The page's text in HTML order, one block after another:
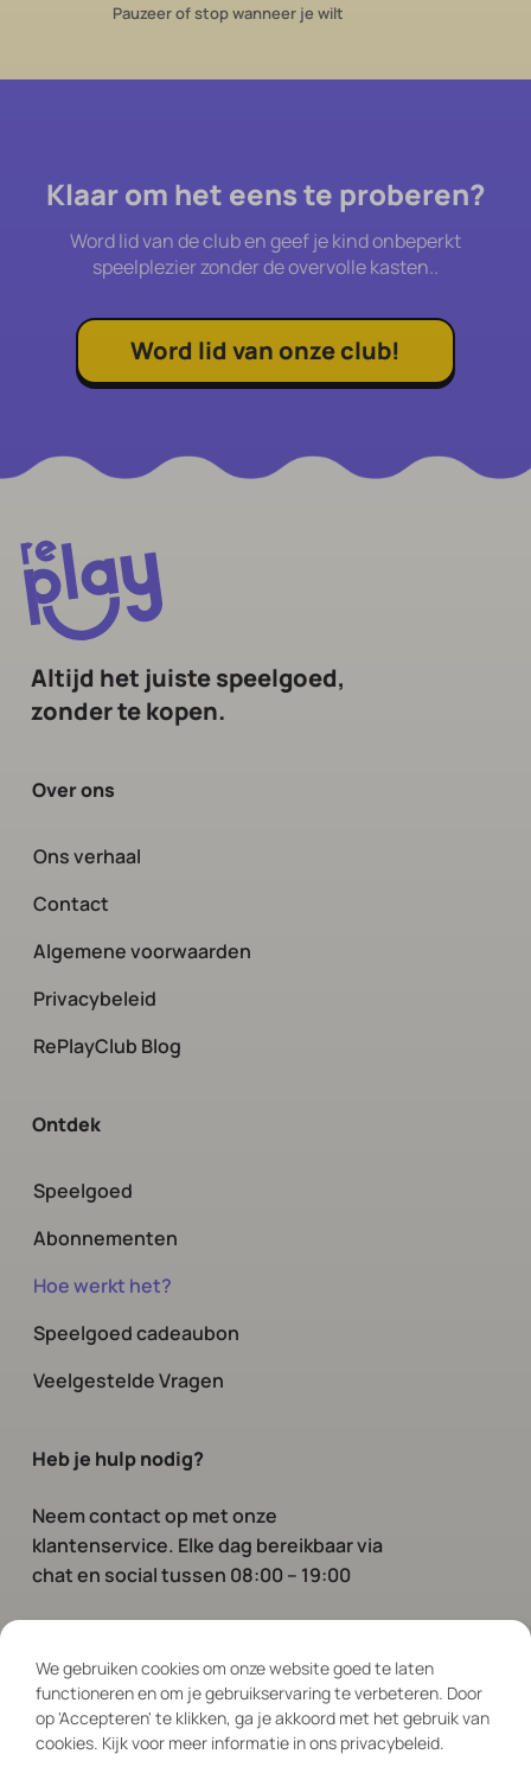
Pauzeer of stop wanneer je wilt
Klaar om het eens te proberen?
Word lid van de club en geef je kind onbeperkt
speelplezier zonder de overvolle kasten..
Word lid van onze club!
Altijd het juiste speelgoed,
zonder te kopen.
Over ons
Ons verhaal
Contact
Algemene voorwaarden
Privacybeleid
RePlayClub Blog
Ontdek
Speelgoed
Abonnementen
Hoe werkt het?
Speelgoed cadeaubon
Veelgestelde Vragen
Heb je hulp nodig?
Neem contact op met onze
klantenservice. Elke dag bereikbaar via
chat en social tussen 08:00 – 19:00
We gebruiken cookies om onze website goed te laten
functioneren en om je gebruikservaring te verbeteren. Door
op 'Accepteren' te klikken, ga je akkoord met het gebruik van
cookies. Kijk voor meer informatie in ons privacybeleid.